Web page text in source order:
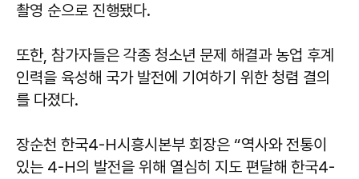
촬영 순으로 진행됐다.
또한, 참가자들은 각종 청소년 문제 해결과 농업 후계
인력을 육성해 국가 발전에 기여하기 위한 청렴 결의
를 다졌다.
장순천 한국4-H시흥시본부 회장은 “역사와 전통이
있는 4-H의 발전을 위해 열심히 지도 편달해 한국4-